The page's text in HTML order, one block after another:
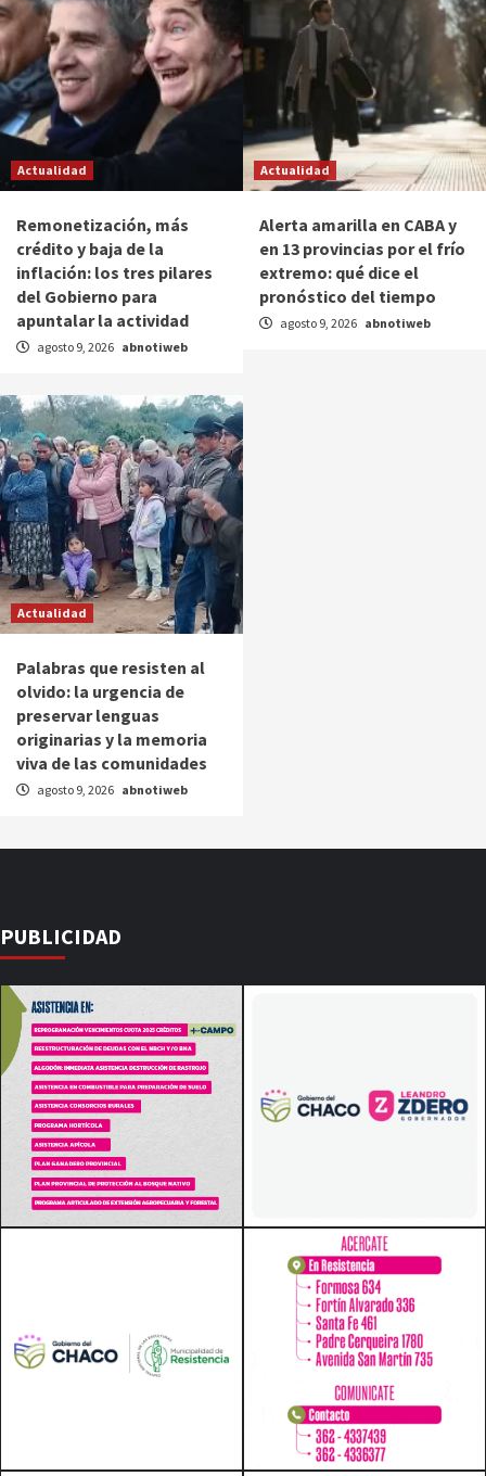
Actualidad
Remonetización, más
crédito y baja de la
inflación: los tres pilares
del Gobierno para
apuntalar la actividad
agosto 9, 2026 abnotiweb
Actualidad
Alerta amarilla en CABA y
en 13 provincias por el frío
extremo: qué dice el
pronóstico del tiempo
agosto 9, 2026 abnotiweb
Actualidad
Palabras que resisten al
olvido: la urgencia de
preservar lenguas
originarias y la memoria
viva de las comunidades
agosto 9, 2026 abnotiweb
PUBLICIDAD